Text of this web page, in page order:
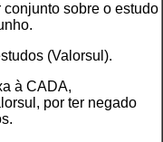
conjunto sobre o estudo
(Valorsul).
à CADA,
por ter negado